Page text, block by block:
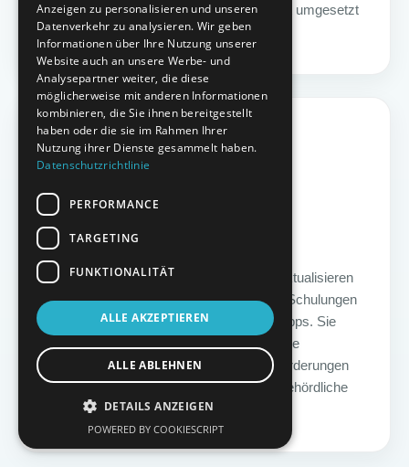
besteht und welche Maßnahmen priorisiert umgesetzt
werden sollten.
04
Umsetzung & Dokumentation
Auf Basis der Ergebnisse erstellen oder aktualisieren
wir alle erforderlichen Dokumente, führen Schulungen
für Sie durch und geben Ihnen hilfreiche Tipps. Sie
erhalten eine vollständige und rechtssichere
Dokumentation, die den gesetzlichen Anforderungen
entspricht und für interne Zwecke sowie behördliche
Prüfungen jederzeit verfügbar ist.
Anzeigen zu personalisieren und unseren
Datenverkehr zu analysieren. Wir geben
Informationen über Ihre Nutzung unserer
Website auch an unsere Werbe- und
Analysepartner weiter, die diese
möglicherweise mit anderen Informationen
kombinieren, die Sie ihnen bereitgestellt
haben oder die sie im Rahmen Ihrer
Nutzung ihrer Dienste gesammelt haben.
Datenschutzrichtlinie
PERFORMANCE
TARGETING
FUNKTIONALITÄT
ALLE AKZEPTIEREN
ALLE ABLEHNEN
DETAILS ANZEIGEN
POWERED BY COOKIESCRIPT